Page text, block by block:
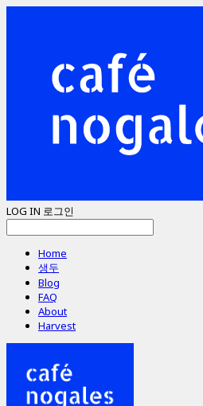
LOG IN 로그인
Home
생두
Blog
FAQ
About
Harvest